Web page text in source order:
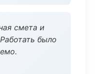
смета и
было